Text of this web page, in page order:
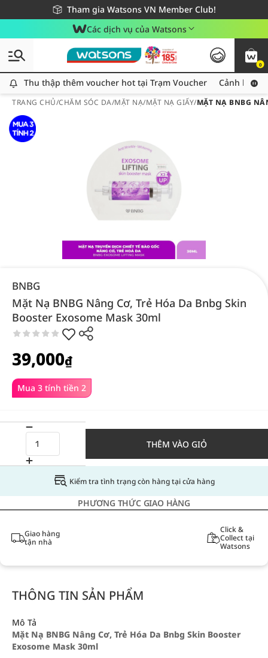
Tham gia Watsons VN Member Club!
Miễn phí giao hàng cho đơn hàng từ 249,000Đ
Giao hàng nhanh 24h - Áp dụng khu vực TP. Hồ Chí Minh
Các dịch vụ của Watsons
0
Thu thập thêm voucher hot tại Trạm Voucher
Thu thập thêm voucher hot tại Trạm Voucher Cảnh báo
TRANG CHỦ/CHĂM SÓC DA/MẶT NẠ/MẶT NẠ GIẤY/MẶT NẠ BNBG
BNBG
Mặt Nạ BNBG Nâng Cơ, Trẻ Hóa Da Bnbg Skin
Booster Exosome Mask 30ml
Mua 3 tính tiền 2
39,000₫
THÊM VÀO GIỎ
Kiểm tra tình trạng còn hàng tại cửa hàng
PHƯƠNG THỨC GIAO HÀNG
Giao hàng
tận nhà
Click &
Collect tại
Watsons
THÔNG TIN SẢN PHẨM
Mô Tả
Mặt Nạ BNBG Nâng Cơ, Trẻ Hóa Da Bnbg Skin Booster
Exosome Mask 30ml